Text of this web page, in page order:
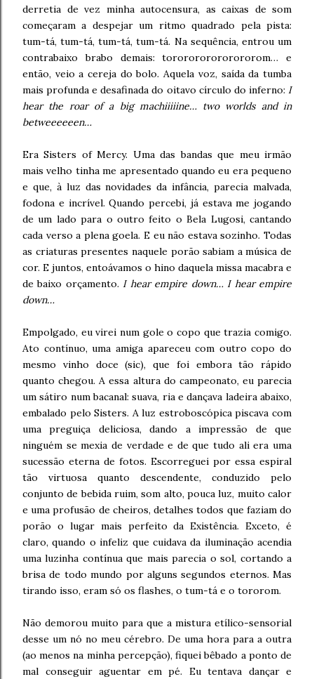
derretia de vez minha autocensura, as caixas de som
começaram a despejar um ritmo quadrado pela pista:
tum-tá, tum-tá, tum-tá, tum-tá. Na sequência, entrou um
contrabaixo brabo demais: tororororororororom… e
então, veio a cereja do bolo. Aquela voz, saída da tumba
mais profunda e desafinada do oitavo círculo do inferno: I
hear the roar of a big machiiiiine… two worlds and in
betweeeeeen…
Era Sisters of Mercy. Uma das bandas que meu irmão
mais velho tinha me apresentado quando eu era pequeno
e que, à luz das novidades da infância, parecia malvada,
fodona e incrível. Quando percebi, já estava me jogando
de um lado para o outro feito o Bela Lugosi, cantando
cada verso a plena goela. E eu não estava sozinho. Todas
as criaturas presentes naquele porão sabiam a música de
cor. E juntos, entoávamos o hino daquela missa macabra e
de baixo orçamento. I hear empire down… I hear empire
down…
Empolgado, eu virei num gole o copo que trazia comigo.
Ato contínuo, uma amiga apareceu com outro copo do
mesmo vinho doce (sic), que foi embora tão rápido
quanto chegou. A essa altura do campeonato, eu parecia
um sátiro num bacanal: suava, ria e dançava ladeira abaixo,
embalado pelo Sisters. A luz estroboscópica piscava com
uma preguiça deliciosa, dando a impressão de que
ninguém se mexia de verdade e de que tudo ali era uma
sucessão eterna de fotos. Escorreguei por essa espiral
tão virtuosa quanto descendente, conduzido pelo
conjunto de bebida ruim, som alto, pouca luz, muito calor
e uma profusão de cheiros, detalhes todos que faziam do
porão o lugar mais perfeito da Existência. Exceto, é
claro, quando o infeliz que cuidava da iluminação acendia
uma luzinha contínua que mais parecia o sol, cortando a
brisa de todo mundo por alguns segundos eternos. Mas
tirando isso, eram só os flashes, o tum-tá e o tororom.
Não demorou muito para que a mistura etílico-sensorial
desse um nó no meu cérebro. De uma hora para a outra
(ao menos na minha percepção), fiquei bêbado a ponto de
mal conseguir aguentar em pé. Eu tentava dançar e